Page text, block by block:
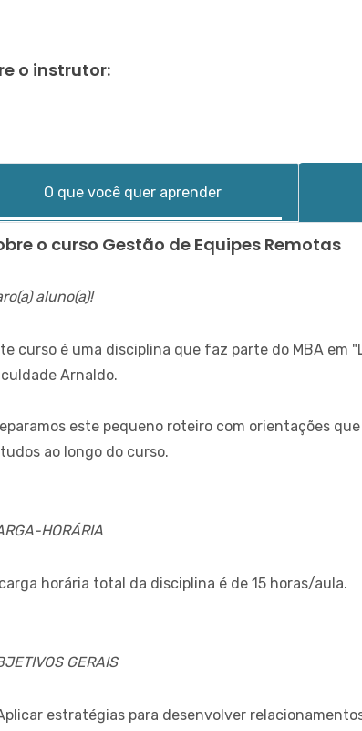
o instrutor:
O que você quer aprender
o curso Gestão de Equipes Remotas
aluno(a)!
curso é uma disciplina que faz parte do MBA em
Arnaldo.
este pequeno roteiro com orientações
ao longo do curso.
HORÁRIA
horária total da disciplina é de 15 horas/aula.
GERAIS
estratégias para desenvolver